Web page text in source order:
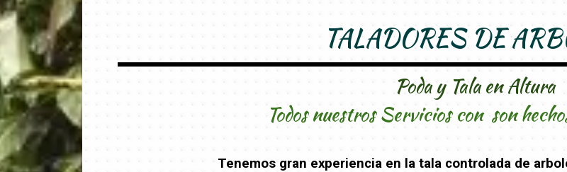
TALADORES DE
Poda y Tala en Altura
Todos nuestros Servicios con son
Tenemos gran experiencia en la tala controlada de